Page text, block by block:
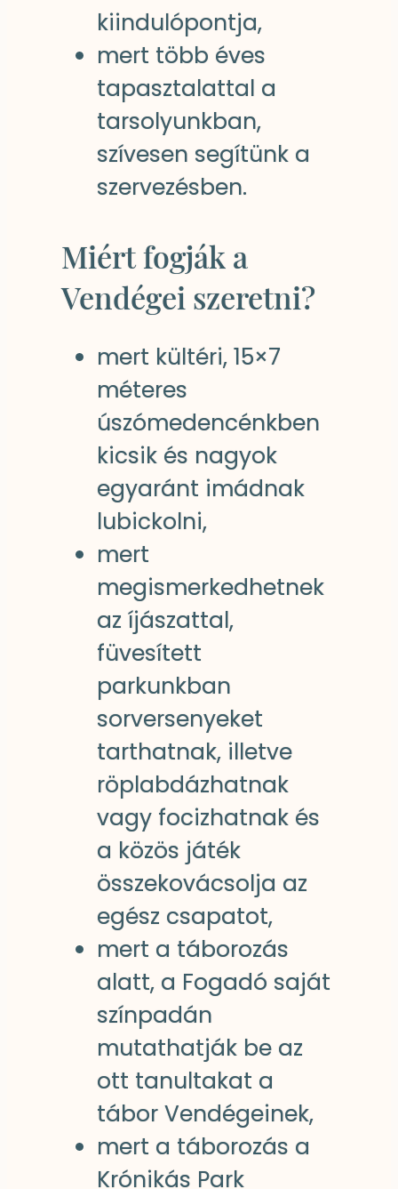
kiindulópontja,
mert több éves
tapasztalattal a
tarsolyunkban,
szívesen segítünk a
szervezésben.
Miért fogják a
Vendégei szeretni?
mert kültéri, 15×7
méteres
úszómedencénkben
kicsik és nagyok
egyaránt imádnak
lubickolni,
mert
megismerkedhetnek
az íjászattal,
füvesített
parkunkban
sorversenyeket
tarthatnak, illetve
röplabdázhatnak
vagy focizhatnak és
a közös játék
összekovácsolja az
egész csapatot,
mert a táborozás
alatt, a Fogadó saját
színpadán
mutathatják be az
ott tanultakat a
tábor Vendégeinek,
mert a táborozás a
Krónikás Park